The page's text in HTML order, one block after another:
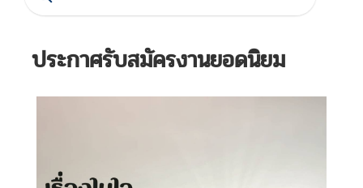
ประกาศรับสมัครงานยอดนิยม